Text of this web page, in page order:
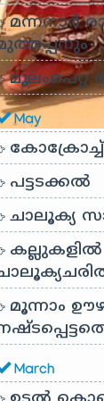
മന്നനാർ
മൂലംപെറ്റ
May
കോക്രോച്ച്
പട്ടടക്കൽ
ചാലൂക്യ
കല്ലുകളിൽ
മൂന്നാം
March